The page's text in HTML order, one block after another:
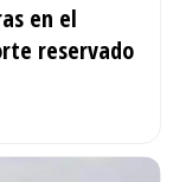
en el
reservado